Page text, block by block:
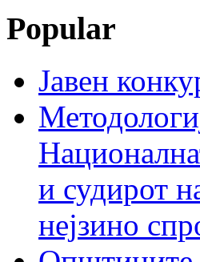
Popular
Јавен
и судирот
нејзино